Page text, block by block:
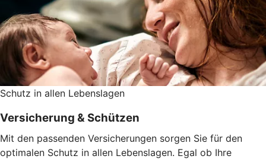
Schutz in allen Lebenslagen
Versicherung & Schützen
Mit den passenden Versicherungen sorgen Sie für den
optimalen Schutz in allen Lebenslagen. Egal ob Ihre